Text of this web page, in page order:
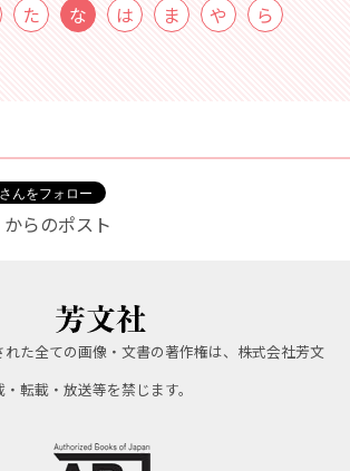
た な は ま や
ら
らのポスト
れた全ての画像・文書の著作権は、株式会社芳文
転載・放送等を禁じます。